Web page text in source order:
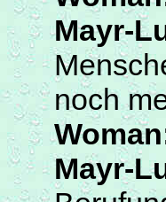
Mayr-
noch
Woman
Mayr-